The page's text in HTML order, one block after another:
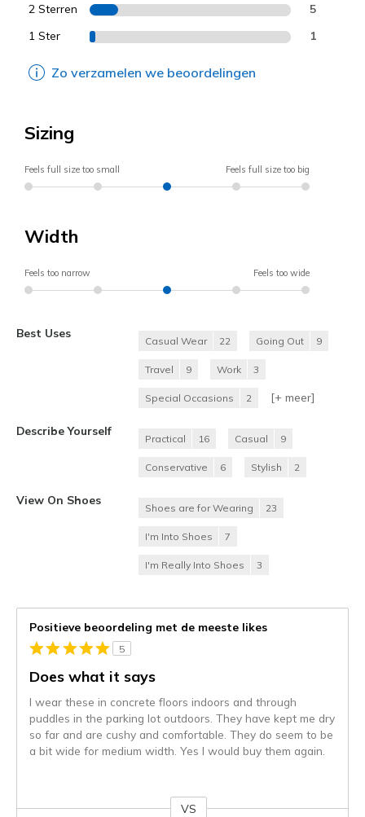
2 Sterren 5
1 Ster 1
Zo verzamelen we beoordelingen
Sizing
Feels full size too small Feels full size too big
Width
Feels too narrow Feels too wide
Best Uses
Casual Wear 22 Going Out 9
Travel 9 Work 3
Special Occasions 2 [+ meer]
Describe Yourself
Practical 16 Casual 9
Conservative 6 Stylish 2
View On Shoes
Shoes are for Wearing 23
I'm Into Shoes 7
I'm Really Into Shoes 3
Positieve beoordeling met de meeste likes
5
Does what it says
I wear these in concrete floors indoors and through
puddles in the parking lot outdoors. They have kept me dry
so far and are cushy and comfortable. They do seem to be
a bit wide for medium width. Yes I would buy them again.
VS